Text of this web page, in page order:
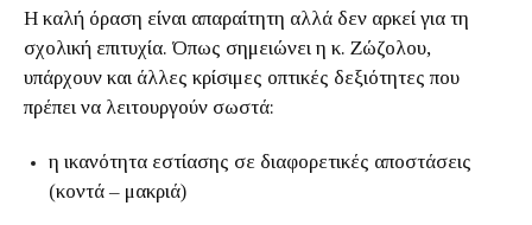
Η καλή όραση είναι απαραίτητη αλλά δεν αρκεί για τη
σχολική επιτυχία. Όπως σημειώνει η κ. Ζώζολου,
υπάρχουν και άλλες κρίσιμες οπτικές δεξιότητες που
πρέπει να λειτουργούν σωστά:
η ικανότητα εστίασης σε διαφορετικές αποστάσεις
(κοντά – μακριά)